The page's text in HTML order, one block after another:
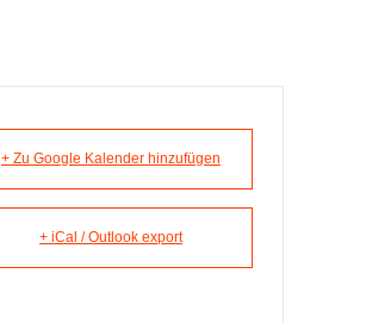
+ Zu Google Kalender hinzufügen
+ iCal / Outlook export